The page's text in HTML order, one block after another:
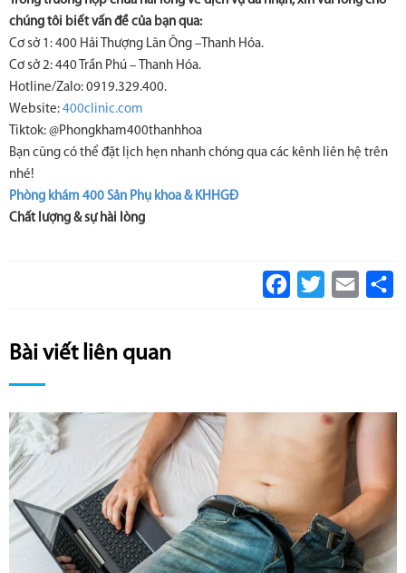
chúng tôi biết vấn đề của bạn qua:
Cơ sở 1: 400 Hải Thượng Lãn Ông –Thanh Hóa.
Cơ sở 2: 440 Trần Phú – Thanh Hóa.
Hotline/Zalo: 0919.329.400.
Website: 400clinic.com
Tiktok: @Phongkham400thanhhoa
Bạn cũng có thể đặt lịch hẹn nhanh chóng qua các kênh liên hệ trên
nhé!
Phòng khám 400 Sản Phụ khoa & KHHGĐ
Chất lượng & sự hài lòng
Facebook
Twitter Email
Bài viết liên quan